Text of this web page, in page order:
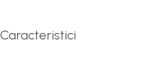
Caracteristici